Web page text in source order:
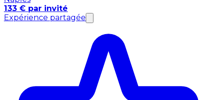
133 € par invité
Expérience partagée